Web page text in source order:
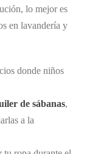
lo mejor es
en lavandería y
donde niños
de sábanas,
a la